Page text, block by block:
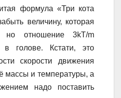
формула «Три кота
величину, которая
но отношение 3kT/m
в голове. Кстати, это
скорости движения
массы и температуры, а
надо поставить